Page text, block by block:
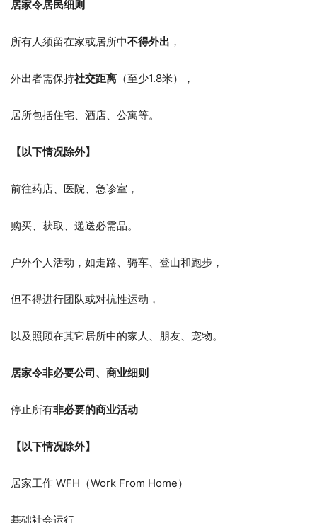
居家令居民细则
所有人须留在家或居所中不得外出 ，
外出者需保持社交距离 （至少1.8米），
居所包括住宅、酒店、公寓等。
【以下情况除外】
前往药店、医院、急诊室，
购买、获取、递送必需品。
户外个人活动，如走路、骑车、登山和跑步，
但不得进行团队或对抗性运动，
以及照顾在其它居所中的家人、朋友、宠物。
居家令非必要公司、商业细则
停止所有非必要的商业活动
【以下情况除外】
居家工作 WFH（Work From Home）
基础社会运行